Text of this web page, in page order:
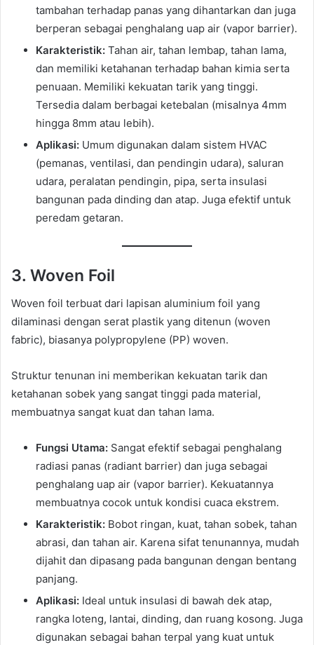
tambahan terhadap panas yang dihantarkan dan juga
berperan sebagai penghalang uap air (vapor barrier).
Karakteristik: Tahan air, tahan lembap, tahan lama,
dan memiliki ketahanan terhadap bahan kimia serta
penuaan. Memiliki kekuatan tarik yang tinggi.
Tersedia dalam berbagai ketebalan (misalnya 4mm
hingga 8mm atau lebih).
Aplikasi: Umum digunakan dalam sistem HVAC
(pemanas, ventilasi, dan pendingin udara), saluran
udara, peralatan pendingin, pipa, serta insulasi
bangunan pada dinding dan atap. Juga efektif untuk
peredam getaran.
3. Woven Foil
Woven foil terbuat dari lapisan aluminium foil yang
dilaminasi dengan serat plastik yang ditenun (woven
fabric), biasanya polypropylene (PP) woven.
Struktur tenunan ini memberikan kekuatan tarik dan
ketahanan sobek yang sangat tinggi pada material,
membuatnya sangat kuat dan tahan lama.
Fungsi Utama: Sangat efektif sebagai penghalang
radiasi panas (radiant barrier) dan juga sebagai
penghalang uap air (vapor barrier). Kekuatannya
membuatnya cocok untuk kondisi cuaca ekstrem.
Karakteristik: Bobot ringan, kuat, tahan sobek, tahan
abrasi, dan tahan air. Karena sifat tenunannya, mudah
dijahit dan dipasang pada bangunan dengan bentang
panjang.
Aplikasi: Ideal untuk insulasi di bawah dek atap,
rangka loteng, lantai, dinding, dan ruang kosong. Juga
digunakan sebagai bahan terpal yang kuat untuk